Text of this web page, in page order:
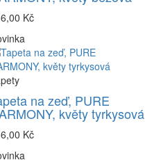
Kč
na zeď, PURE
květy tyrkysová
Kč